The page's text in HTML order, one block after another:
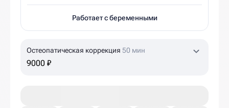
Работает с беременными
Остеопатическая коррекция 50 мин
9000 ₽